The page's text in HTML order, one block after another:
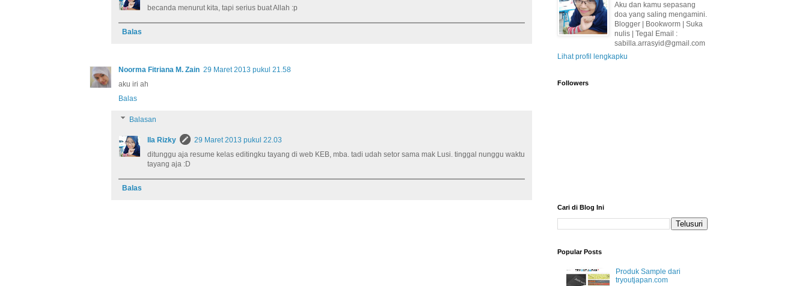
becanda menurut kita, tapi serius buat Allah :p
Balas
Noorma Fitriana M. Zain 29 Maret 2013 pukul 21.58
aku iri ah
Balas
Balasan
Ila Rizky
29 Maret 2013 pukul 22.03
ditunggu aja resume kelas editingku tayang di web KEB, mba. tadi udah setor sama mak Lusi. tinggal nunggu waktu
tayang aja :D
Balas
Aku dan kamu sepasang
doa yang saling mengamini.
Blogger | Bookworm | Suka
nulis | Tegal Email :
sabilla.arrasyid@gmail.com
Lihat profil lengkapku
Followers
Cari di Blog Ini
Popular Posts
Produk Sample dari
tryoutjapan.com